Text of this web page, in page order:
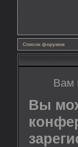
Список форумов
Вам
Вы